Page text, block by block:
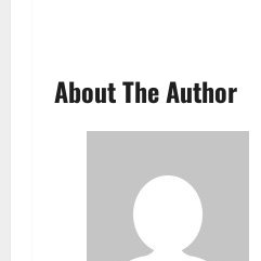
About The Author